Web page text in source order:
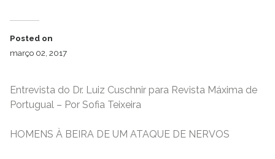
Posted on
março 02, 2017
Entrevista do Dr. Luiz Cuschnir para Revista Máxima de
Portugual – Por Sofia Teixeira
HOMENS À BEIRA DE UM ATAQUE DE NERVOS